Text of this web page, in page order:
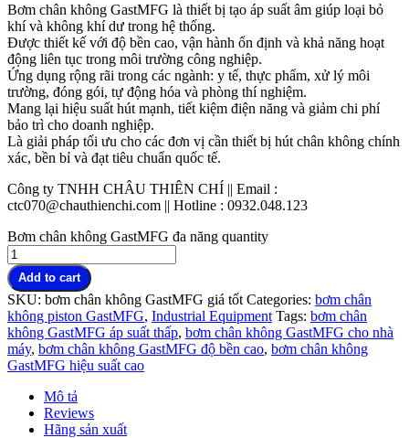
Bơm chân không GastMFG là thiết bị tạo áp suất âm giúp loại bỏ
khí và không khí dư trong hệ thống.
Được thiết kế với độ bền cao, vận hành ổn định và khả năng hoạt
động liên tục trong môi trường công nghiệp.
Ứng dụng rộng rãi trong các ngành: y tế, thực phẩm, xử lý môi
trường, đóng gói, tự động hóa và phòng thí nghiệm.
Mang lại hiệu suất hút mạnh, tiết kiệm điện năng và giảm chi phí
bảo trì cho doanh nghiệp.
Là giải pháp tối ưu cho các đơn vị cần thiết bị hút chân không chính
xác, bền bỉ và đạt tiêu chuẩn quốc tế.
Công ty TNHH CHÂU THIÊN CHÍ || Email :
ctc070@chauthienchi.com || Hotline : 0932.048.123
Bơm chân không GastMFG đa năng quantity
Add to cart
SKU: bơm chân không GastMFG giá tốt Categories: bơm chân
không piston GastMFG, Industrial Equipment Tags: bơm chân
không GastMFG áp suất thấp, bơm chân không GastMFG cho nhà
máy, bơm chân không GastMFG độ bền cao, bơm chân không
GastMFG hiệu suất cao
Mô tả
Reviews
Hãng sản xuất